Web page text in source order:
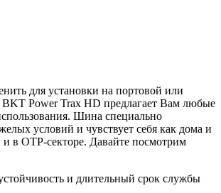
для установки на портовой или
Power Trax HD предлагает Вам любые
Шина специально
условий и чувствует себя как дома и
и в ОТР-секторе. Давайте посмотрим
и длительный срок службы